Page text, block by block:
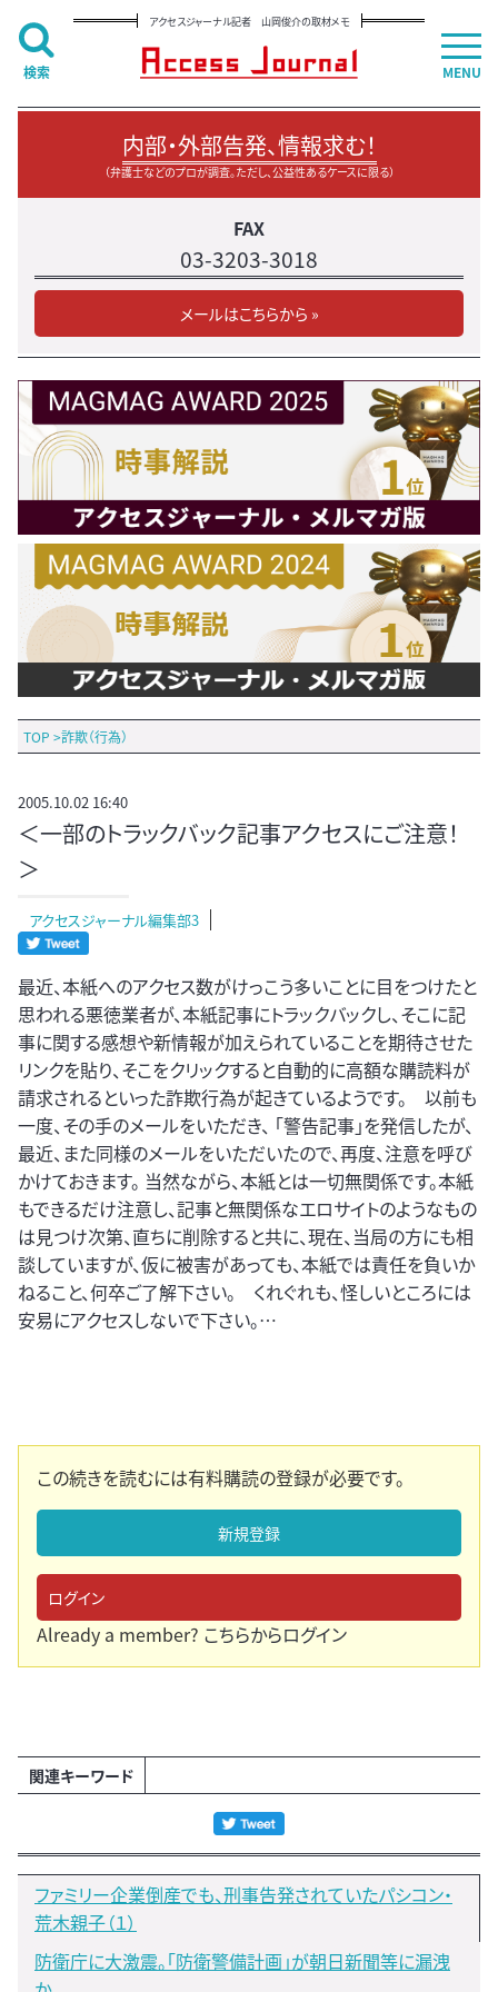
アクセスジャーナル記者 山岡俊介の取材メモ
内部・外部告発、情報求む！
（弁護士などのプロが調査。ただし、公益性あるケースに限る）
FAX
03-3203-3018
メールはこちらから »
TOP >詐欺（行為）
2005.10.02 16:40
＜一部のトラックバック記事アクセスにご注意！
＞
アクセスジャーナル編集部3
最近、本紙へのアクセス数がけっこう多いことに目をつけたと
思われる悪徳業者が、本紙記事にトラックバックし、そこに記
事に関する感想や新情報が加えられていることを期待させた
リンクを貼り、そこをクリックすると自動的に高額な購読料が
請求されるといった詐欺行為が起きているようです。 以前も
一度、その手のメールをいただき、 「警告記事」を発信したが、
最近、また同様のメールをいただいたので、再度、注意を呼び
かけておきます。 当然ながら、本紙とは一切無関係です。本紙
もできるだけ注意し、記事と無関係なエロサイトのようなもの
は見つけ次第、直ちに削除すると共に、現在、当局の方にも相
談していますが、仮に被害があっても、本紙では責任を負いか
ねること、何卒ご了解下さい。 くれぐれも、怪しいところには
安易にアクセスしないで下さい。…
この続きを読むには有料購読の登録が必要です。
新規登録
ログイン
Already a member? こちらからログイン
関連キーワード
ファミリー企業倒産でも、刑事告発されていたパシコン・
荒木親子（１）
防衛庁に大激震。「防衛警備計画」が朝日新聞等に漏洩
MENU
検索